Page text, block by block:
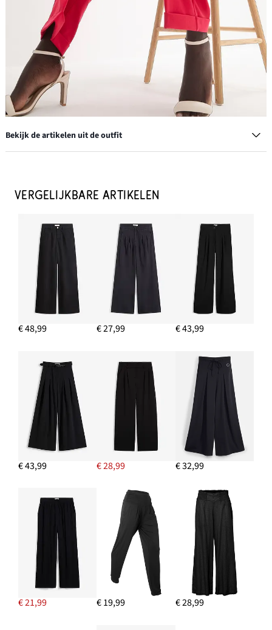
Bekijk de artikelen uit de outfit
€ 26,99
Geribde tanktop (set van 2)
€ 13,99
IN WINKELMANDJE
VERGELIJKBARE ARTIKELEN
€ 48,99 € 27,99 € 43,99
€ 43,99 € 28,99 € 32,99
€ 21,99 € 19,99 € 28,99